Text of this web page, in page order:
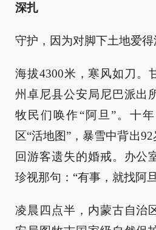
深扎
守护，因为对脚下土地爱得
海拔4300米，寒风如刀。
州卓尼县公安局尼巴派出
牧民们唤作“阿旦”。十
区“活地图”，暴雪中背出
回游客遗失的婚戒。办公
珍视那句：“有事，就找阿
凌晨四点半，内蒙古自治